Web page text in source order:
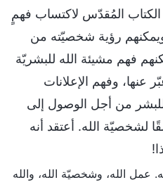
المُقدّس لاكتساب فهمٍ
ويمكنهم رؤية شخصيّته من
فهم مشيئة الله للبشريّة
عنها، وفهم الإعلانات
للبشر من أجل الوصول إلى
لشخصيّة الله. أعتقد أنه
الله. عمل الله، وشخصيّة الله، والله